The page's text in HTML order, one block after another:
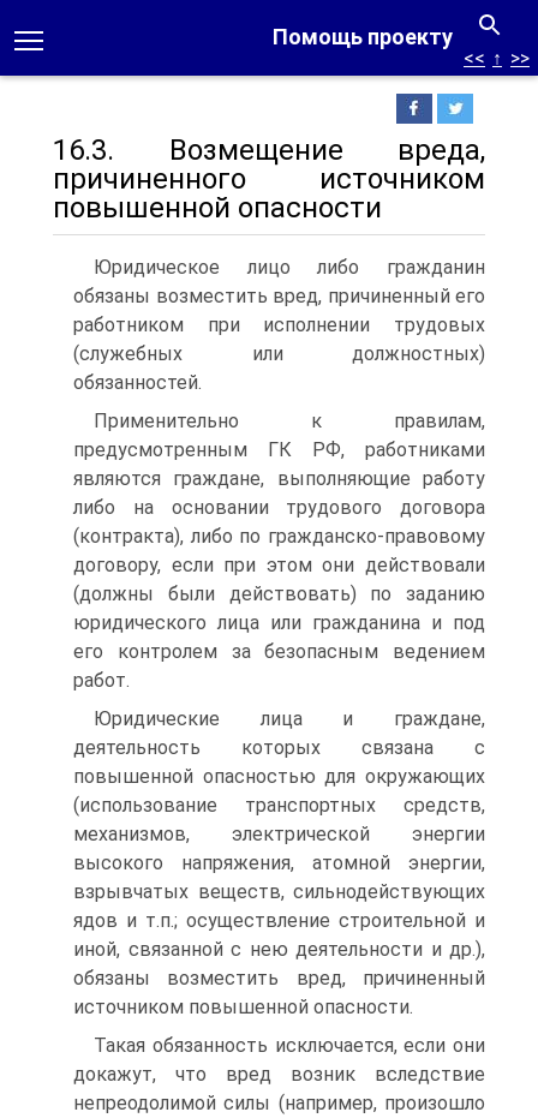
Помощь проекту
<< ↑ >>
16.3. Возмещение вреда,
причиненного источником
повышенной опасности
Юридическое лицо либо гражданин
обязаны возместить вред, причиненный его
работником при исполнении трудовых
(служебных или должностных)
обязанностей.
Применительно к правилам,
предусмотренным ГК РФ, работниками
являются граждане, выполняющие работу
либо на основании трудового договора
(контракта), либо по гражданско-правовому
договору, если при этом они действовали
(должны были действовать) по заданию
юридического лица или гражданина и под
его контролем за безопасным ведением
работ.
Юридические лица и граждане,
деятельность которых связана с
повышенной опасностью для окружающих
(использование транспортных средств,
механизмов, электрической энергии
высокого напряжения, атомной энергии,
взрывчатых веществ, сильнодействующих
ядов и т.п.; осуществление строительной и
иной, связанной с нею деятельности и др.),
обязаны возместить вред, причиненный
источником повышенной опасности.
Такая обязанность исключается, если они
докажут, что вред возник вследствие
непреодолимой силы (например, произошло